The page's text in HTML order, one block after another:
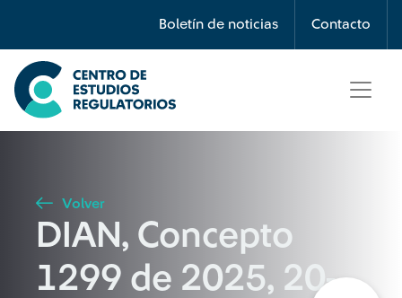
Boletín de noticias Contacto
Búsqueda
Seleccione país
Buscar
Volver
DIAN, Concepto
1299 de 2025, 20-